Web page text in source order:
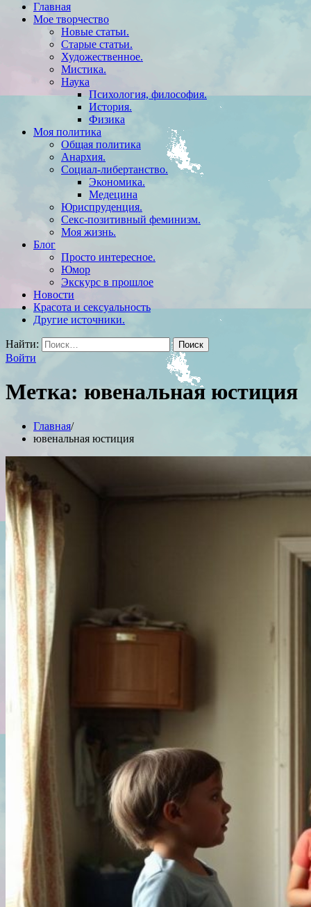
Главная
Мое творчество
Новые статьи.
Старые статьи.
Художественное.
Мистика.
Наука
Психология, философия.
История.
Физика
Моя политика
Общая политика
Анархия.
Социал-либертанство.
Экономика.
Медецина
Юриспруденция.
Секс-позитивный феминизм.
Моя жизнь.
Блог
Просто интересное.
Юмор
Экскурс в прошлое
Новости
Красота и сексуальность
Другие источники.
Найти:
Войти
Метка: ювенальная юстиция
Главная
ювенальная юстиция